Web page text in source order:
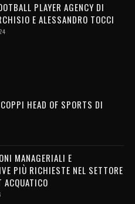
PLAYER AGENCY DI
E ALESSANDRO TOCCI
HEAD OF SPORTS DI
MANAGERIALI E
PIÙ RICHIESTE NEL SETTORE
ACQUATICO